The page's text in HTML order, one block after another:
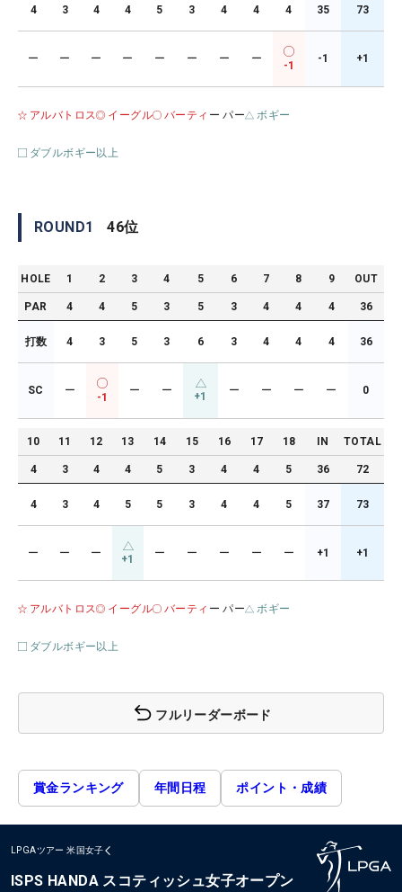
4 3 4 4 5 3 4 4 4 35 73
ー ー ー ー ー ー ー ー
-1
-1 +1
アルバトロス イーグル バーティ ー パー ボギー
ダブルボギー以上
ROUND1 46位
HOLE 1 2 3 4 5 6 7 8 9 OUT
PAR 4 4 5 3 5 3 4 4 4 36
打数 4 3 5 3 6 3 4 4 4 36
SC ー
-1
ー ー +1 ー ー ー ー 0
10 11 12 13 14 15 16 17 18 IN TOTAL
4 3 4 4 5 3 4 4 5 36 72
4 3 4 5 5 3 4 4 5 37 73
ー ー ー +1 ー ー ー ー ー +1 +1
アルバトロス イーグル バーティ ー パー ボギー
ダブルボギー以上
フルリーダーボード
賞金ランキング 年間日程 ポイント・成績
LPGAツアー 米国女子
ISPS HANDA スコティッシュ女子オープン